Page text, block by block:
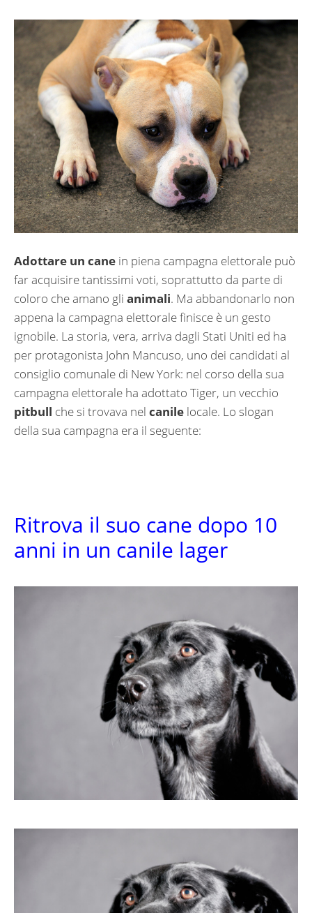
Adottare un cane in piena campagna elettorale può
far acquisire tantissimi voti, soprattutto da parte di
coloro che amano gli animali. Ma abbandonarlo non
appena la campagna elettorale finisce è un gesto
ignobile. La storia, vera, arriva dagli Stati Uniti ed ha
per protagonista John Mancuso, uno dei candidati al
consiglio comunale di New York: nel corso della sua
campagna elettorale ha adottato Tiger, un vecchio
pitbull che si trovava nel canile locale. Lo slogan
della sua campagna era il seguente:
Ritrova il suo cane dopo 10
anni in un canile lager